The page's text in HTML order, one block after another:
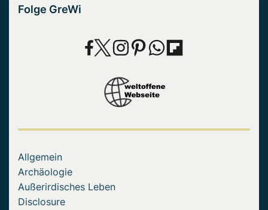
Folge GreWi
Allgemein
Archäologie
Außerirdisches Leben
Disclosure